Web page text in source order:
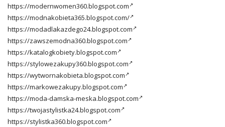
https://modernwomen360.blogspot.com
https://modnakobieta365.blogspot.com/
https://modadlakazdego24.blogspot.com
https://zawszemodna360.blogspot.com
https://katalogkobiety.blogspot.com
https://stylowezakupy360.blogspot.com
https://wytwornakobieta.blogspot.com
https://markowezakupy.blogspot.com
https://moda-damska-meska.blogspot.com
https://twojastylistka24.blogspot.com
https://stylistka360.blogspot.com